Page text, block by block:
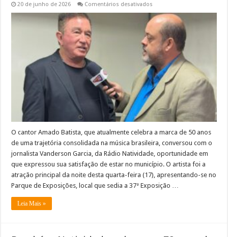
20 de junho de 2026 Comentários desativados
50
anos
de
carreira,
Amado
Batista
concede
entrevista
Rádio
Natividade
–
VEJA
O cantor Amado Batista, que atualmente celebra a marca de 50 anos
de uma trajetória consolidada na música brasileira, conversou com o
jornalista Vanderson Garcia, da Rádio Natividade, oportunidade em
que expressou sua satisfação de estar no município. O artista foi a
atração principal da noite desta quarta-feira (17), apresentando-se no
Parque de Exposições, local que sedia a 37ª Exposição …
Leia Mais »